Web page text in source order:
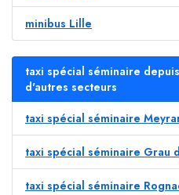
minibus Lille
taxi spécial séminaire
d'autres secteurs
taxi spécial séminaire
taxi spécial séminaire Grau
taxi spécial séminaire